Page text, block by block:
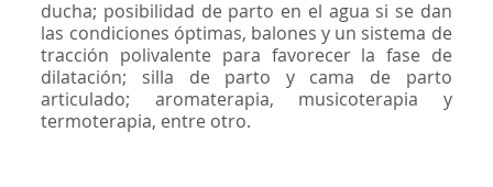
ducha; posibilidad de parto en el agua si se dan
las condiciones óptimas, balones y un sistema de
tracción polivalente para favorecer la fase de
dilatación; silla de parto y cama de parto
articulado; aromaterapia, musicoterapia y
termoterapia, entre otro.